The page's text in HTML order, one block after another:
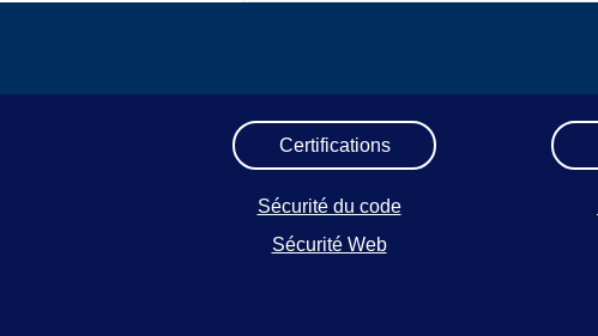
Certifications
Sécurité du code
Sécurité Web